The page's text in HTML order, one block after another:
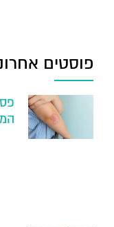
פוסטים